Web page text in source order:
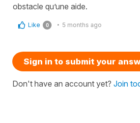
obstacle qu’une aide.
Like 0 5 months ago
Sign in to submit your
Don't have an account yet? Join